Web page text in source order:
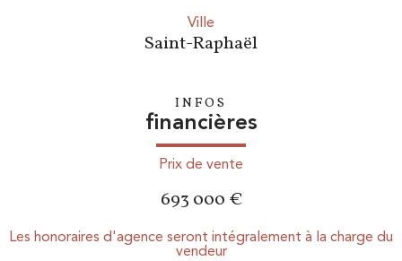
ville
Saint-Raphaël
INFOS
financières
Prix de vente
693 000 €
Les honoraires d'agence seront intégralement à la charge du
vendeur